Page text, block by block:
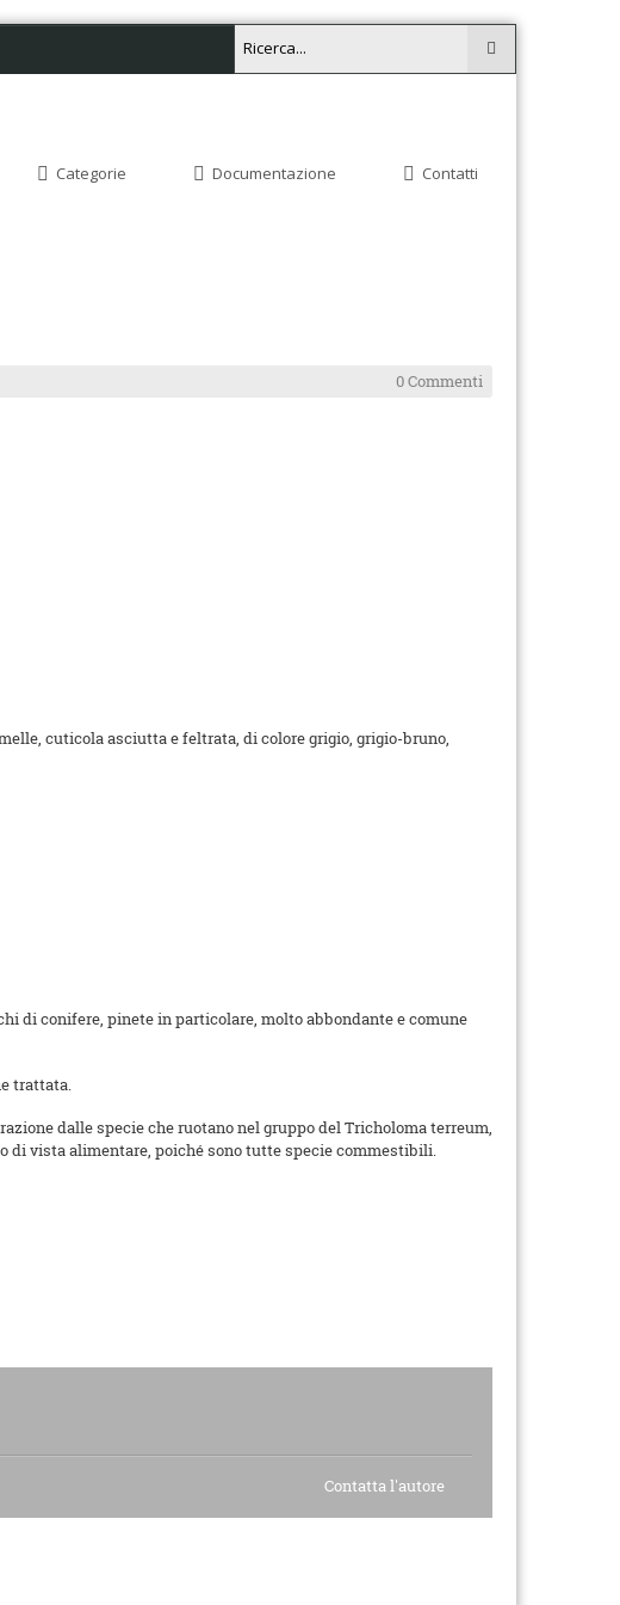
Categorie Documentazione Contatti
0 Commenti
cuticola asciutta e feltrata, di colore grigio, grigio-bruno,
di conifere, pinete in particolare, molto abbondante e comune
trattata.
dalle specie che ruotano nel gruppo del Tricholoma terreum,
di vista alimentare, poiché sono tutte specie commestibili.
Contatta l'autore